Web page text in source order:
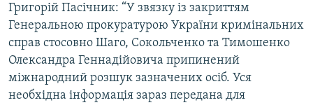
Усі сайти RFE/RL
Григорій Пасічник: “У звязку із закриттям
Генеральною прокуратурою України кримінальних
справ стосовно Шаго, Сокольченко та Тимошенко
Олександра Геннадійовича припинений
міжнародний розшук зазначених осіб. Уся
необхідна інформація зараз передана для